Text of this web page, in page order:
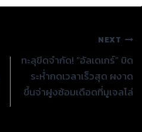
NEXT
ทะลุขีดจำกัด! “อัลเดเกร์” บิด
ระห่ำกดเวลาเร็วสุด ผงาด
ขึ้นจ่าฝูงซ้อมเดือดที่มูเจลโล่